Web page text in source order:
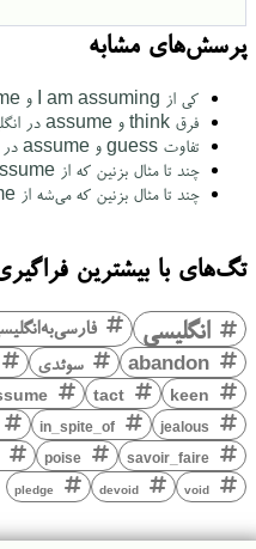
پرسش‌های مشابه
کی از I am assuming و I assume نمی‌شه به جای هم استفاده کرد؟
فرق think و assume در انگلیسی تو جملات چیه؟
تفاوت guess و assume در جملات انگلیسی چیست هست؟
چند تا مثال بزنین که از assume و guess به جای هم نمی‌شه استفاده کرد
چند تا مثال بزنین که می‌شه از assume و guess به جای هم استفاده کرد
تگ‌های با بیشترین
انگلیسی
abandon سوئدی
keen
tact
jealous
in_spite_of
savoir_faire
poise
void
devoid
pledge